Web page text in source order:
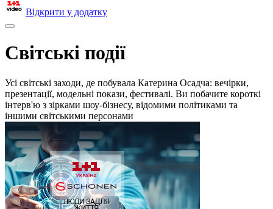
Відкрити у додатку
Світські події
Усі світські заходи, де побувала Катерина Осадча: вечірки,
презентації, модельні покази, фестивалі. Ви побачите короткі
інтерв'ю з зірками шоу-бізнесу, відомими політиками та
іншими світськими персонами